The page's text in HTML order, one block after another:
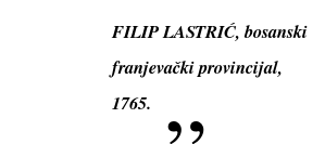
FILIP LASTRIĆ, bosanski
franjevački provincijal,
1765.